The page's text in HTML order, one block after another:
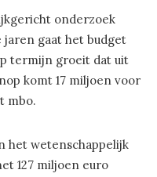
onderzoek
jaren gaat het budget
termijn groeit dat uit
komt 17 miljoen voor
mbo.
het wetenschappelijk
127 miljoen euro